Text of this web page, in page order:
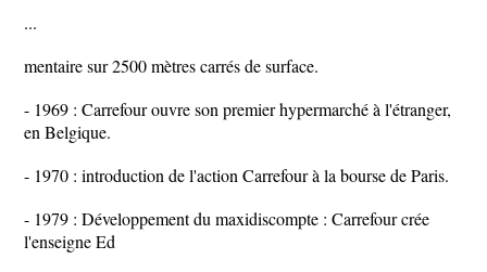
...
mentaire sur 2500 mètres carrés de surface.
- 1969 : Carrefour ouvre son premier hypermarché à l'étranger,
en Belgique.
- 1970 : introduction de l'action Carrefour à la bourse de Paris.
- 1979 : Développement du maxidiscompte : Carrefour crée
l'enseigne Ed